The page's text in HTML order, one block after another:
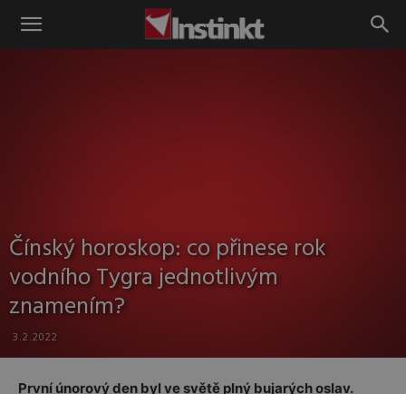
Instinkt
Čínský horoskop: co přinese rok
vodního Tygra jednotlivým
znamením?
3.2.2022
První únorový den byl ve světě plný bujarých oslav.